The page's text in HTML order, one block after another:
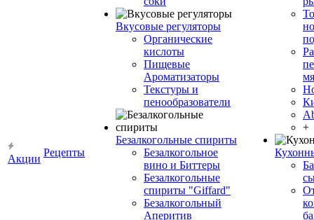
Акции
Рецепты
Вкусовые регуляторы
Органические
кислоты
Пищевые
Ароматизаторы
Текстуры и
пенообразователи
Безалкогольные спириты
Безалкогольное
вино и Биттеры
Безалкогольные
спириты "Giffard"
Безалкогольный
Аперитив
+